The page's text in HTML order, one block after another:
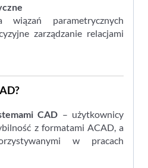
wiązań parametrycznych
zarządzanie relacjami
CAD – użytkownicy
z formatami ACAD, a
w pracach